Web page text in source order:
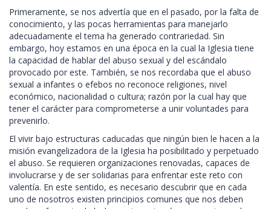
Primeramente, se nos advertía que en el pasado, por la falta de
conocimiento, y las pocas herramientas para manejarlo
adecuadamente el tema ha generado contrariedad. Sin
embargo, hoy estamos en una época en la cual la Iglesia tiene
la capacidad de hablar del abuso sexual y del escándalo
provocado por este. También, se nos recordaba que el abuso
sexual a infantes o efebos no reconoce religiones, nivel
económico, nacionalidad o cultura; razón por la cual hay que
tener el carácter para comprometerse a unir voluntades para
prevenirlo.
El vivir bajo estructuras caducadas que ningún bien le hacen a la
misión evangelizadora de la Iglesia ha posibilitado y perpetuado
el abuso. Se requieren organizaciones renovadas, capaces de
involucrarse y de ser solidarias para enfrentar este reto con
valentía. En este sentido, es necesario descubrir que en cada
uno de nosotros existen principios comunes que nos deben